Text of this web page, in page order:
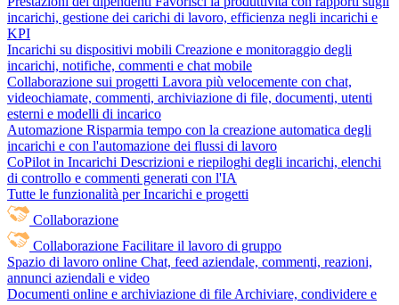
incarichi, gestione dei carichi di lavoro, efficienza negli incarichi e
KPI
Incarichi su dispositivi mobili Creazione e monitoraggio degli
incarichi, notifiche, commenti e chat mobile
Collaborazione sui progetti Lavora più velocemente con chat,
videochiamate, commenti, archiviazione di file, documenti, utenti
esterni e modelli di incarico
Automazione Risparmia tempo con la creazione automatica degli
incarichi e con l'automazione dei flussi di lavoro
CoPilot in Incarichi Descrizioni e riepiloghi degli incarichi, elenchi
di controllo e commenti generati con l'IA
Tutte le funzionalità per Incarichi e progetti
Collaborazione
Collaborazione Facilitare il lavoro di gruppo
Spazio di lavoro online Chat, feed aziendale, commenti, reazioni,
annunci aziendali e video
Documenti online e archiviazione di file Archiviare, condividere e